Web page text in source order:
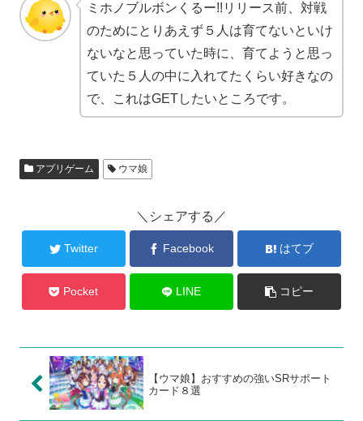
ミホノブルボンくるー!!リリース前、対戦
のためにとりあえず５人は育てないといけ
ないなと思っていた時に、育てようと思っ
ていた５人の中に入れてたくらい好きなの
で、これはGETしたいところです。
アプリゲーム ウマ娘
＼シェアする／
Twitter Facebook はてブ
Pocket LINE コピー
【ウマ娘】おすすめの強いSRサポート
カード８選